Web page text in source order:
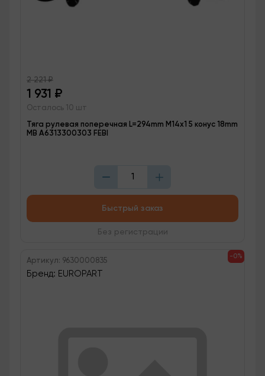
2 221₽
1 931 ₽
Осталось 10 шт
Тяга рулевая поперечная L=294mm M14x1 5 конус 18mm
MB A6313300303 FEBI
Быстрый заказ
Без регистрации
-0%
Артикул: 9630000835
Бренд: EUROPART